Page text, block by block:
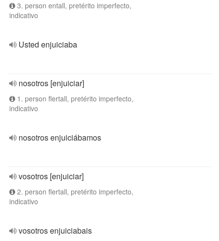
3. person entall, pretérito imperfecto,
indicativo
Usted enjuiciaba
nosotros [enjuiciar]
1. person flertall, pretérito imperfecto,
indicativo
nosotros enjuiciábamos
vosotros [enjuiciar]
2. person flertall, pretérito imperfecto,
indicativo
vosotros enjuiciabais